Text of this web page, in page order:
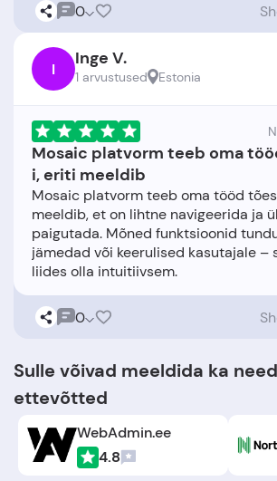
0
I Inge V.
1 arvustused Estonia
Mosaic platvorm teeb oma
i, eriti meeldib
Mosaic platvorm teeb oma tööd
meeldib, et on lihtne navigeerida ja
paigutada. Mõned funktsioonid
jämedad või keerulised kasutajale –
0
Sulle võivad meeldida ka need
ettevõtted
WebAdmin.ee
4.8